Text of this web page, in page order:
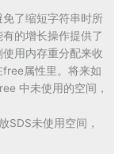
了缩短字符串时所
的增长操作提供了
用内存重分配来收
free属性里。将来如
中未使用的空间，
SDS未使用空间，